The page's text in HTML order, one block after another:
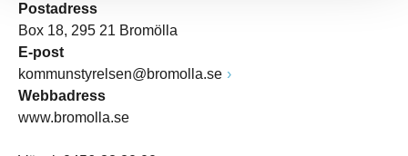
Postadress
Box 18, 295 21 Bromölla
E-post
kommunstyrelsen@bromolla.se
Webbadress
www.bromolla.se